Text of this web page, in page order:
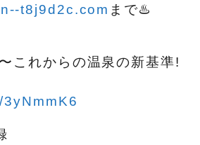
t8j9d2c.com まで♨️
これからの温泉の新基準!